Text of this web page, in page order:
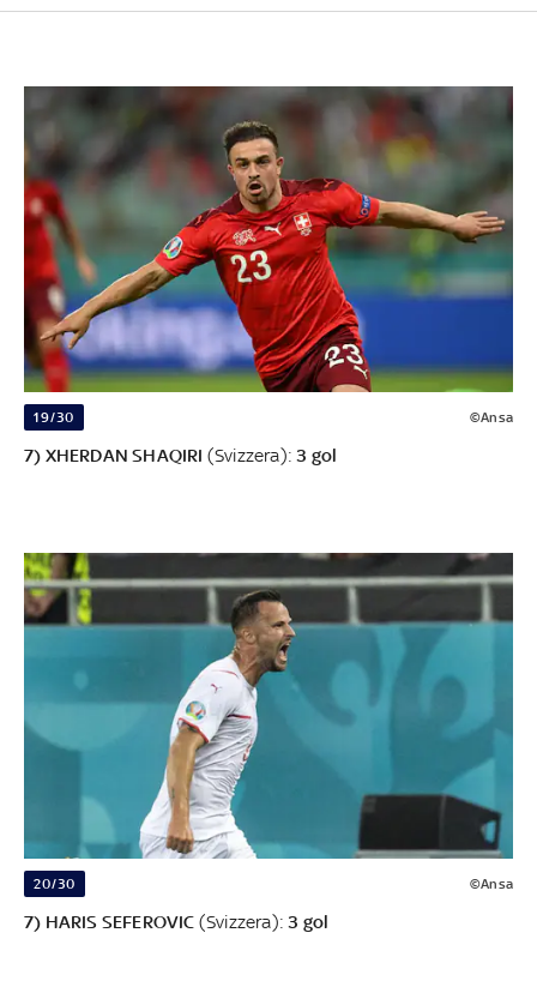
19/30 ©Ansa
7) XHERDAN SHAQIRI (Svizzera):3 gol
20/30 ©Ansa
7) HARIS SEFEROVIC (Svizzera):3 gol